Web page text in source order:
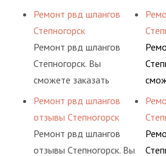
гидросистем Вашего
предприятия.
сервис РВД на разовой
основе либо на
условиях
долговременного
комплексного
гидросистем Вашего
Ремонт рвд шлангов
Степногорск
Ремонт рвд шлангов
Степногорск. Вы
сможете заказать
сервис РВД на разовой
основе либо на
условиях
долговременного
Ремонт рвд шлангов
отзывы Степногорск
Ремонт рвд шлангов
отзывы Степногорск. Вы